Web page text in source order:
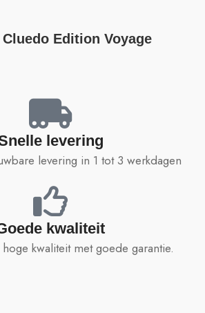
Edition Voyage
levering
levering in 1 tot 3 werkdagen
kwaliteit
kwaliteit met goede garantie.